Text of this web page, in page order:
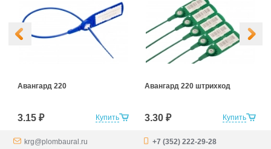
Купить
Авангард 220
3.15 ₽ Купить
Авангард 220 штрихкод
3.30 ₽
krg@plombaural.ru +7 (352) 222-29-28